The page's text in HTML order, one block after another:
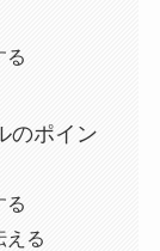
る
のポイン
る
える